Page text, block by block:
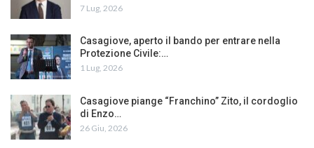
7 Lug, 2026
Casagiove, aperto il bando per entrare nella
Protezione Civile:…
1 Lug, 2026
Casagiove piange “Franchino” Zito, il cordoglio
di Enzo…
26 Giu, 2026